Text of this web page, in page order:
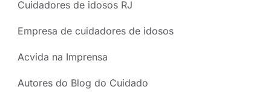
Cuidadores de idosos RJ
Empresa de cuidadores de idosos
Acvida na Imprensa
Autores do Blog do Cuidado